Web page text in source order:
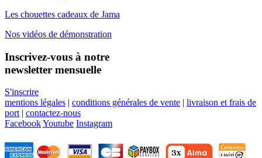
Les chouettes cadeaux de Jama
Nos vidéos de démonstration
Inscrivez-vous à notre
newsletter mensuelle
S'inscrire
mentions légales | conditions générales de vente | livraison et frais de
port | contactez-nous
FacebookYoutube Instagram